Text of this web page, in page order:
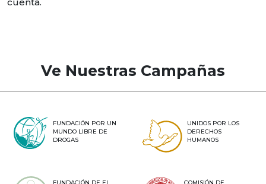
cuenta.
Ve Nuestras Campañas
FUNDACIÓN POR UN
MUNDO LIBRE DE
DROGAS
UNIDOS POR LOS
DERECHOS
HUMANOS